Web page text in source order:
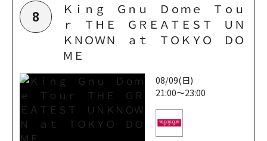
8
Ｋｉｎｇ Ｇｎｕ Ｄｏｍｅ Ｔｏｕ
ｒ ＴＨＥ ＧＲＥＡＴＥＳＴ ＵＮ
ＫＮＯＷＮ ａｔ ＴＯＫＹＯ ＤＯ
ＭＥ
08/09(日)
21:00～23:00